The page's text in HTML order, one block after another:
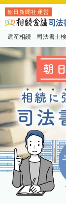
朝日新聞社運営
遺産相続 司法書士